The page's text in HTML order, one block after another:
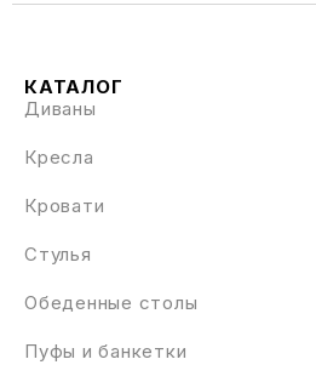
КАТАЛОГ
Диваны
Кресла
Кровати
Стулья
Обеденные столы
Пуфы и банкетки